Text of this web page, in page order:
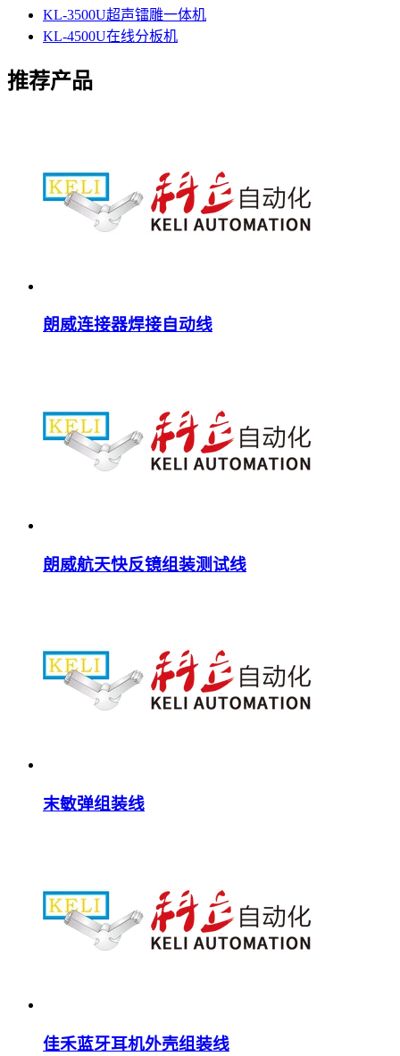
KL-3500U超声镭雕一体机
KL-4500U在线分板机
推荐产品
朗威连接器焊接自动线
朗威航天快反镜组装测试线
末敏弹组装线
佳禾蓝牙耳机外壳组装线